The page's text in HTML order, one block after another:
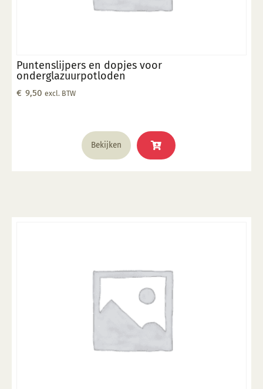
Puntenslijpers en dopjes voor
onderglazuurpotloden
€ 9,50 excl. BTW
Bekijken